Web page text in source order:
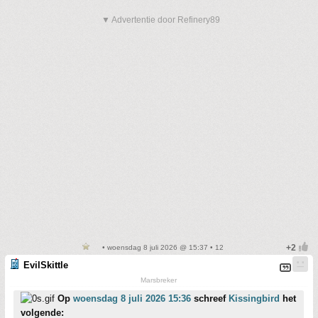
▼ Advertentie door Refinery89
• woensdag 8 juli 2026 @ 15:37 • 12
EvilSkittle
Marsbreker
Op woensdag 8 juli 2026 15:36 schreef Kissingbird het
volgende: